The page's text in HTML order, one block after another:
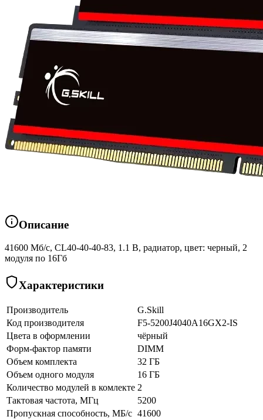
Описание
41600 Мб/с, CL40-40-40-83, 1.1 В, радиатор, цвет: черный, 2
модуля по 16Гб
Характеристики
Производитель
G.Skill
Код производителя
F5-5200J4040A16GX2-IS
Цвета в оформлении
чёрный
Форм-фактор памяти
DIMM
Объем комплекта
32 ГБ
Объем одного модуля
16 ГБ
Количество модулей в комлекте 2
Тактовая частота, МГц
5200
Пропускная способность, МБ/с 41600